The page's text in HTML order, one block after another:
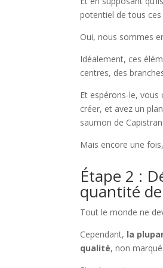
potentiel de tous
Oui, nous sommes
Idéalement, ces
centres, des
Et espérons-le,
créer, et avez un
saumon de
Mais encore une
Étape 2 :
quantité
Tout le monde ne
Cependant, la
qualité, non marqué.